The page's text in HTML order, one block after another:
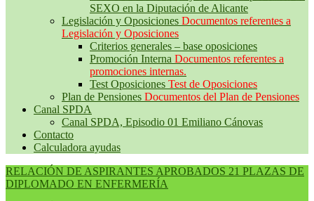
SEXO en la Diputación de Alicante
Legislación y Oposiciones Documentos referentes a
Legislación y Oposiciones
Criterios generales – base oposiciones
Promoción Interna Documentos referentes a
promociones internas.
Test Oposiciones Test de Oposiciones
Plan de Pensiones Documentos del Plan de Pensiones
Canal SPDA
Canal SPDA, Episodio 01 Emiliano Cánovas
Contacto
Calculadora ayudas
RELACIÓN DE ASPIRANTES APROBADOS 21 PLAZAS DE
DIPLOMADO EN ENFERMERÍA